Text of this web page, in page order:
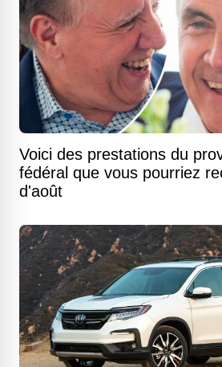
Voici des prestations du
fédéral que vous pourriez
d'août